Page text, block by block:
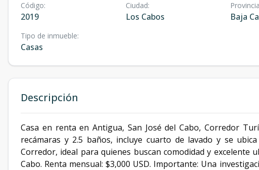
Código:
2019
Ciudad:
Los Cabos
Provincia
Baja
Tipo de inmueble:
Casas
Descripción
Casa en renta en Antigua, San José del Cabo, Corredor
recámaras y 2.5 baños, incluye cuarto de lavado y se
Corredor, ideal para quienes buscan comodidad y excelente
Cabo. Renta mensual: $3,000 USD. Importante: Una